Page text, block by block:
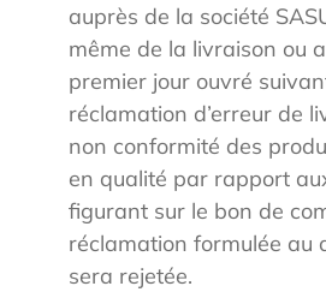
auprès de la société
même de la livraison ou
premier jour ouvré
réclamation d’erreur de
non conformité des
en qualité par rapport
figurant sur le bon de
réclamation formulée au
sera rejetée.